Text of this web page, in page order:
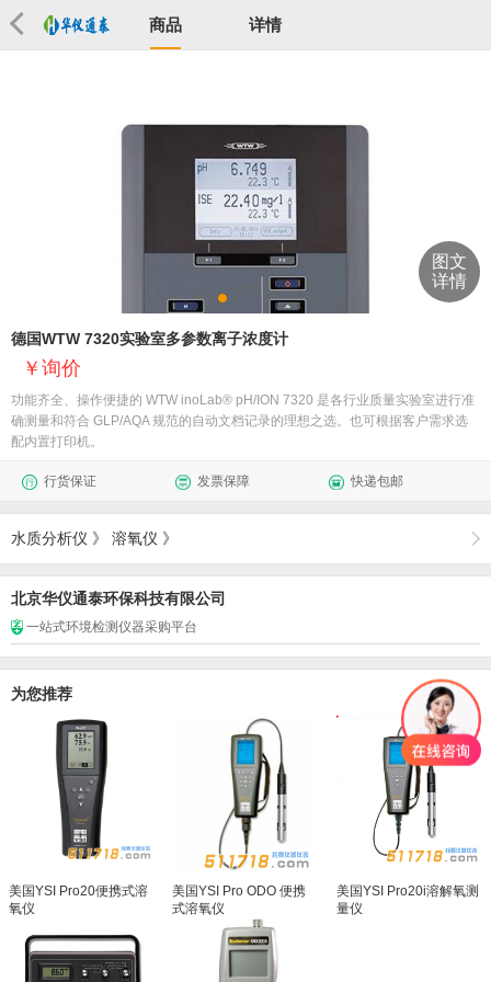
商品 详情
图文
详情
德国WTW 7320实验室多参数离子浓度计
询价
​功能齐全、操作便捷的 WTW inoLab® pH/ION 7320 是各行业质量实验室进行准
确测量和符合 GLP/AQA 规范的自动文档记录的理想之选。也可根据客户需求选
配内置打印机。
行货保证 发票保障 快递包邮
水质分析仪 》 溶氧仪 》
北京华仪通泰环保科技有限公司
一站式环境检测仪器采购平台
为您推荐
美国YSI Pro20便携式溶
氧仪
美国YSI Pro ODO 便携
式溶氧仪
美国YSI Pro20i溶解氧测
量仪